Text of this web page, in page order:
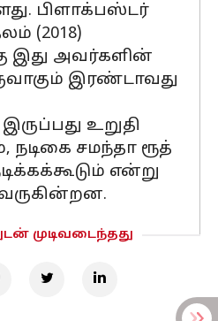
பிளாக்பஸ்டர்
(2018)
இது அவர்களின்
இரண்டாவது
உறுதி
நடிகை சமந்தா ரூத்
என்று
முடிவடைந்தது